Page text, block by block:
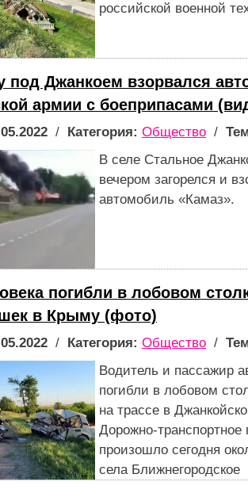
российской военной
под Джанкоем взорвался
армии с боеприпасами
/ Категория: Общество /
В селе Стальное
вечером загорелся и
автомобиль «Камаз».
погибли в лобовом
в Крыму (фото)
/ Категория: Общество /
Водитель и пассажир
погибли в лобовом
на трассе в
Дорожно-
произошло сегодня
села Ближнегородское